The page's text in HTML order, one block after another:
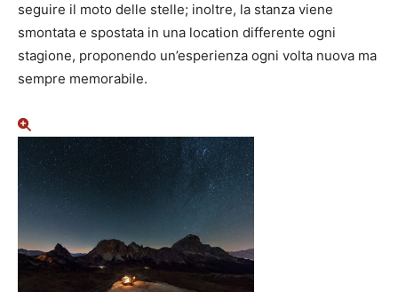
seguire il moto delle stelle; inoltre, la stanza viene
smontata e spostata in una location differente ogni
stagione, proponendo un’esperienza ogni volta nuova ma
sempre memorabile.